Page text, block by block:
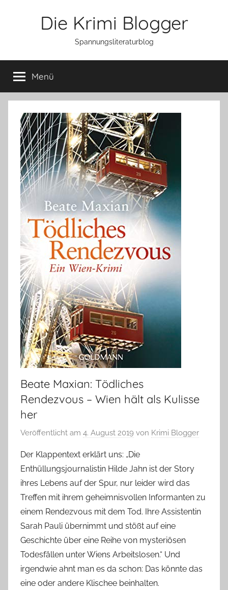
Die Krimi Blogger
Spannungsliteraturblog
Menü
Beate Maxian: Tödliches
Rendezvous – Wien hält als Kulisse
her
Veröffentlicht am 4. August 2019 von Krimi Blogger
Der Klappentext erklärt uns: „Die
Enthüllungsjournalistin Hilde Jahn ist der Story
ihres Lebens auf der Spur, nur leider wird das
Treffen mit ihrem geheimnisvollen Informanten zu
einem Rendezvous mit dem Tod. Ihre Assistentin
Sarah Pauli übernimmt und stößt auf eine
Geschichte über eine Reihe von mysteriösen
Todesfällen unter Wiens Arbeitslosen.“ Und
irgendwie ahnt man es da schon: Das könnte das
eine oder andere Klischee beinhalten.